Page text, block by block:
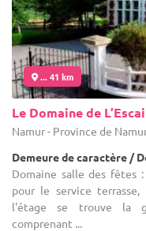
... 41 km
Le Domaine de
Namur - Province de
Demeure de caractère /
Domaine salle des fêtes
pour le service
l'étage se trouve la
comprenant ...